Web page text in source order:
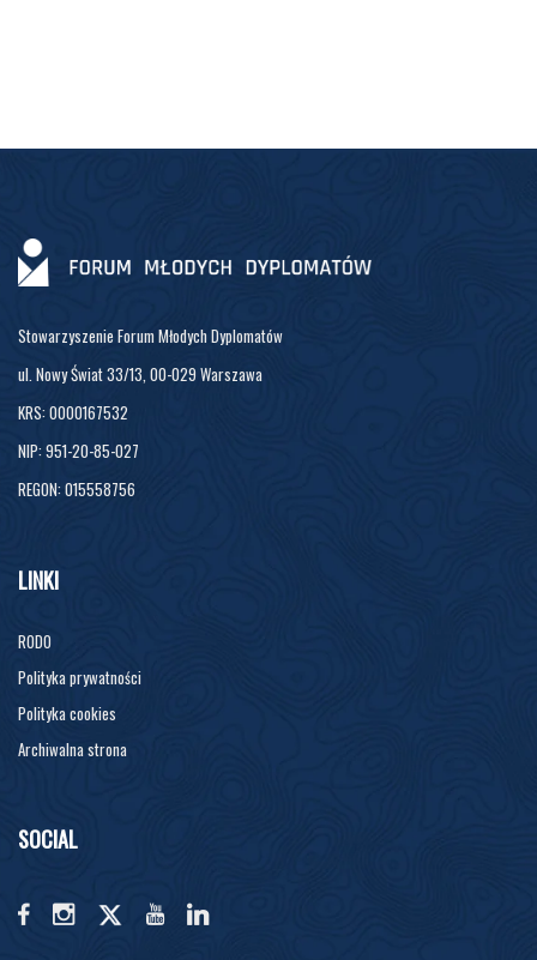
Stowarzyszenie Forum Młodych Dyplomatów
ul. Nowy Świat 33/13, 00-029 Warszawa
KRS: 0000167532
NIP: 951-20-85-027
REGON: 015558756
LINKI
RODO
Polityka prywatności
Polityka cookies
Archiwalna strona
SOCIAL